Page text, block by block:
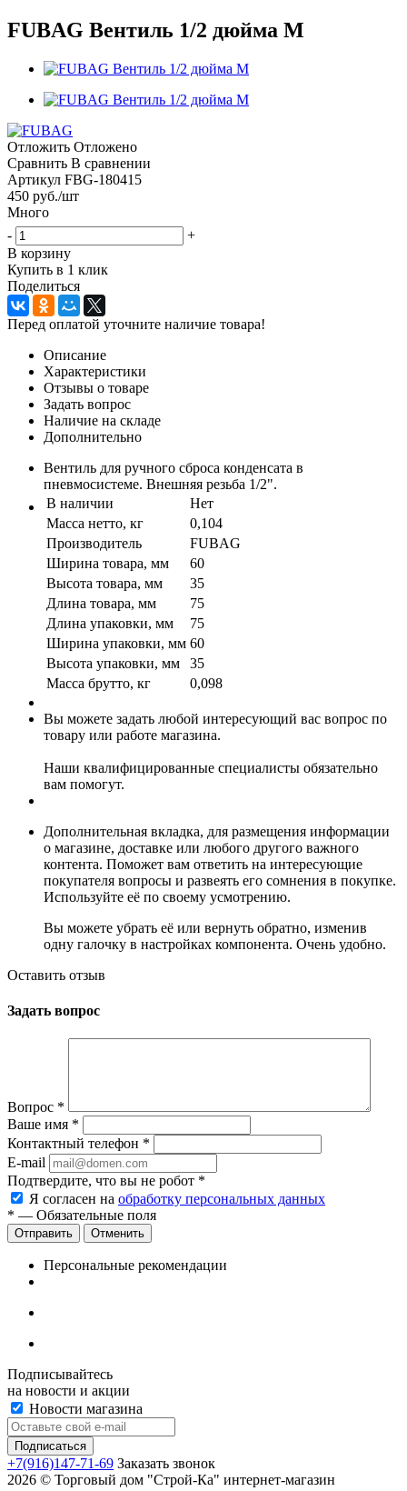
FUBAG Вентиль 1/2 дюйма М
Отложить Отложено
Сравнить В сравнении
Артикул FBG-180415
450 руб./шт
Много
-
+
В корзину
Купить в 1 клик
Поделиться
Перед оплатой уточните наличие товара!
Описание
Характеристики
Отзывы о товаре
Задать вопрос
Наличие на складе
Дополнительно
Вентиль для ручного сброса конденсата в
пневмосистеме. Внешняя резьба 1/2".
В наличии
Нет
Масса нетто, кг
0,104
Производитель
FUBAG
Ширина товара, мм
60
Высота товара, мм
35
Длина товара, мм
75
Длина упаковки, мм
75
Ширина упаковки, мм 60
Высота упаковки, мм
35
Масса брутто, кг
0,098
Вы можете задать любой интересующий вас вопрос по
товару или работе магазина.
Наши квалифицированные специалисты обязательно
вам помогут.
Дополнительная вкладка, для размещения информации
о магазине, доставке или любого другого важного
контента. Поможет вам ответить на интересующие
покупателя вопросы и развеять его сомнения в покупке.
Используйте её по своему усмотрению.
Вы можете убрать её или вернуть обратно, изменив
одну галочку в настройках компонента. Очень удобно.
Оставить отзыв
Задать вопрос
Вопрос *
Ваше имя *
Контактный телефон *
E-mail
Подтвердите, что вы не робот *
Я согласен на обработку персональных данных
* — Обязательные поля
Отменить
Персональные рекомендации
Подписывайтесь
на новости и акции
Новости магазина
+7(916)147-71-69 Заказать звонок
2026 © Торговый дом "Строй-Ка" интернет-магазин